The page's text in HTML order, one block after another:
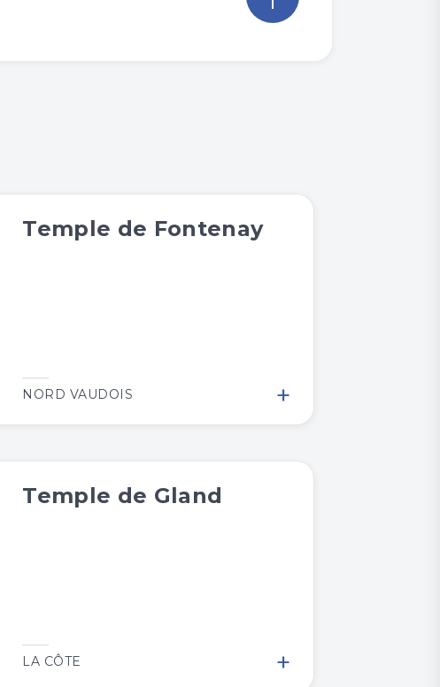
Temple de Fontenay
NORD VAUDOIS +
Temple de Gland
LA CÔTE +